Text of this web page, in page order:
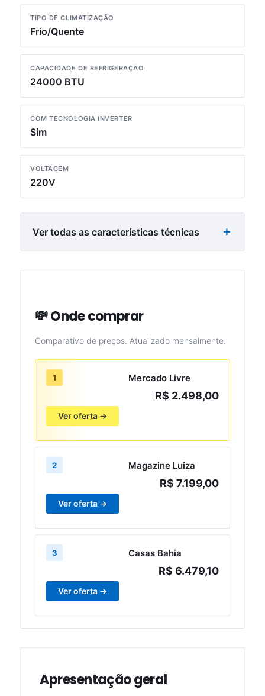
TIPO DE CLIMATIZAÇÃO
Frio/Quente
CAPACIDADE DE REFRIGERAÇÃO
24000 BTU
COM TECNOLOGIA INVERTER
Sim
VOLTAGEM
220V
Ver todas as características técnicas
💸 Onde comprar
Comparativo de preços. Atualizado mensalmente.
1 Mercado Livre
R$ 2.498,00
Ver oferta →
2 Magazine Luiza
R$ 7.199,00
Ver oferta →
3 Casas Bahia
R$ 6.479,10
Ver oferta →
Apresentação geral